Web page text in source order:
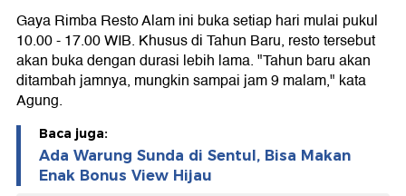
Gaya Rimba Resto Alam ini buka setiap hari mulai pukul
10.00 - 17.00 WIB. Khusus di Tahun Baru, resto tersebut
akan buka dengan durasi lebih lama. "Tahun baru akan
ditambah jamnya, mungkin sampai jam 9 malam," kata
Agung.
Baca juga:
Ada Warung Sunda di Sentul, Bisa Makan
Enak Bonus View Hijau